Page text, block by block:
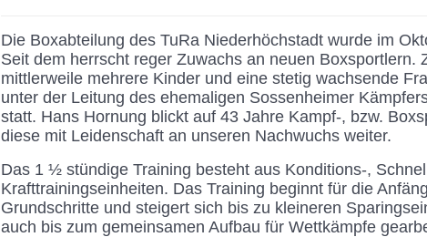
Die Boxabteilung des TuRa Niederhöchstadt wurde im
Seit dem herrscht reger Zuwachs an neuen Boxsportlern.
mittlerweile mehrere Kinder und eine stetig wachsende
unter der Leitung des ehemaligen Sossenheimer
statt. Hans Hornung blickt auf 43 Jahre Kampf-, bzw.
diese mit Leidenschaft an unseren Nachwuchs weiter.
Das 1 ½ stündige Training besteht aus Konditions-,
Krafttrainingseinheiten. Das Training beginnt für die
Grundschritte und steigert sich bis zu kleineren
auch bis zum gemeinsamen Aufbau für Wettkämpfe